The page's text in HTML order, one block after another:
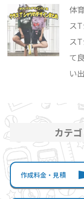
後
考
体
ス
ス
て
い
そ
あ
す。
カテ
作成料金・見積